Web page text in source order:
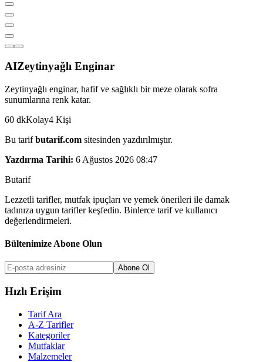
AIZeytinyağlı Enginar
Zeytinyağlı enginar, hafif ve sağlıklı bir meze olarak sofra
sunumlarına renk katar.
60 dkKolay4 Kişi
Bu tarifbutarif.com sitesinden yazdırılmıştır.
Yazdırma Tarihi: 6 Ağustos 2026 08:47
Butarif
Lezzetli tarifler, mutfak ipuçları ve yemek önerileri ile damak
tadınıza uygun tarifler keşfedin. Binlerce tarif ve kullanıcı
değerlendirmeleri.
Bültenimize Abone Olun
Abone Ol
Hızlı Erişim
Tarif Ara
A-Z Tarifler
Kategoriler
Mutfaklar
Malzemeler